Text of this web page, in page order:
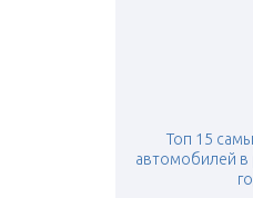
Топ 15
автомобилей в